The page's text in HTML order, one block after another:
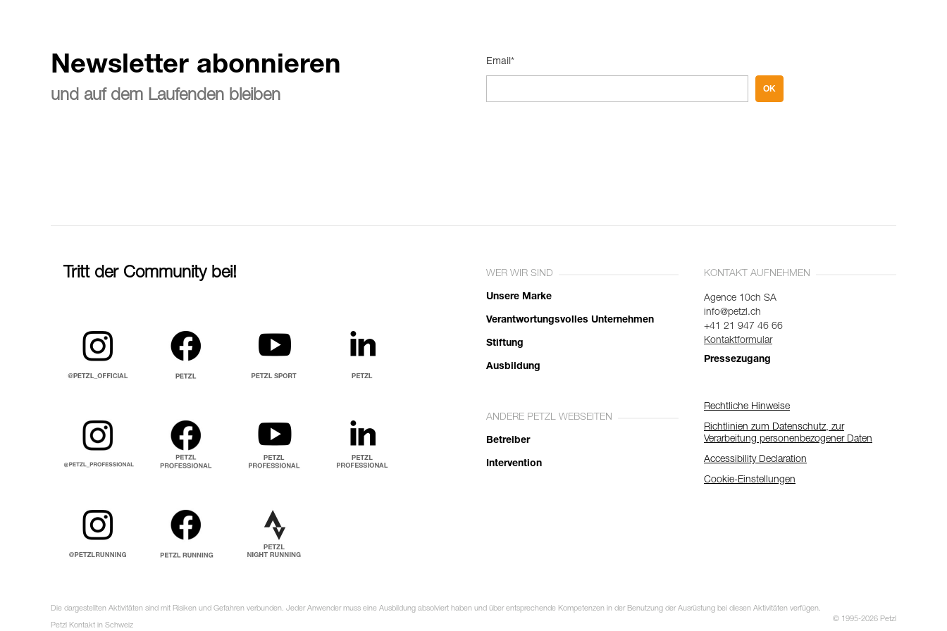
Newsletter abonnieren
und auf dem Laufenden bleiben
Email*
OK
Tritt der Community bei! WER WIR SIND
Unsere Marke
Verantwortungsvolles Unternehmen
Stiftung
Ausbildung
ANDERE PETZL WEBSEITEN
Betreiber
Intervention
KONTAKT AUFNEHMEN
Agence 10ch SA
info@petzl.ch
+41 21 947 46 66
Kontaktformular
Pressezugang
Rechtliche Hinweise
Richtlinien zum Datenschutz, zur
Verarbeitung personenbezogener Daten
Accessibility Declaration
Cookie-Einstellungen
Die dargestellten Aktivitäten sind mit Risiken und Gefahren verbunden. Jeder Anwender muss eine Ausbildung absolviert haben und über entsprechende Kompetenzen in der Benutzung der Ausrüstung bei diesen Aktivitäten verfügen.
Petzl Kontakt in Schweiz
© 1995-2026 Petzl